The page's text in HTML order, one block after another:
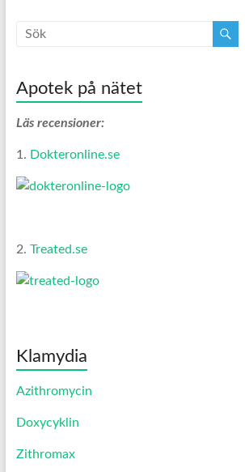
Apotek på nätet
Läs recensioner:
1. Dokteronline.se
2. Treated.se
Klamydia
Azithromycin
Doxycyklin
Zithromax